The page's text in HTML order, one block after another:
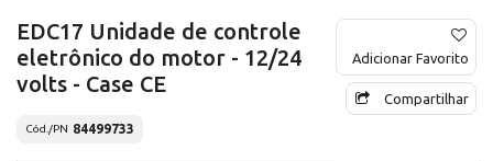
EDC17 Unidade de controle
eletrônico do motor - 12/24
volts - Case CE
Cód./PN 84499733
Adicionar Favorito
Compartilhar